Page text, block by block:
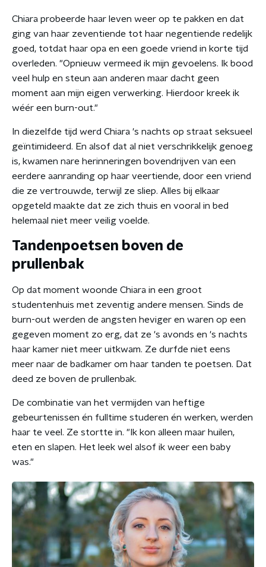
Chiara probeerde haar leven weer op te pakken en dat
ging van haar zeventiende tot haar negentiende redelijk
goed, totdat haar opa en een goede vriend in korte tijd
overleden. "Opnieuw vermeed ik mijn gevoelens. Ik bood
veel hulp en steun aan anderen maar dacht geen
moment aan mijn eigen verwerking. Hierdoor kreek ik
wéér een burn-out."
In diezelfde tijd werd Chiara 's nachts op straat seksueel
geïntimideerd. En alsof dat al niet verschrikkelijk genoeg
is, kwamen nare herinneringen bovendrijven van een
eerdere aanranding op haar veertiende, door een vriend
die ze vertrouwde, terwijl ze sliep. Alles bij elkaar
opgeteld maakte dat ze zich thuis en vooral in bed
helemaal niet meer veilig voelde.
Tandenpoetsen boven de
prullenbak
Op dat moment woonde Chiara in een groot
studentenhuis met zeventig andere mensen. Sinds de
burn-out werden de angsten heviger en waren op een
gegeven moment zo erg, dat ze 's avonds en 's nachts
haar kamer niet meer uitkwam. Ze durfde niet eens
meer naar de badkamer om haar tanden te poetsen. Dat
deed ze boven de prullenbak.
De combinatie van het vermijden van heftige
gebeurtenissen én fulltime studeren én werken, werden
haar te veel. Ze stortte in. "Ik kon alleen maar huilen,
eten en slapen. Het leek wel alsof ik weer een baby
was."